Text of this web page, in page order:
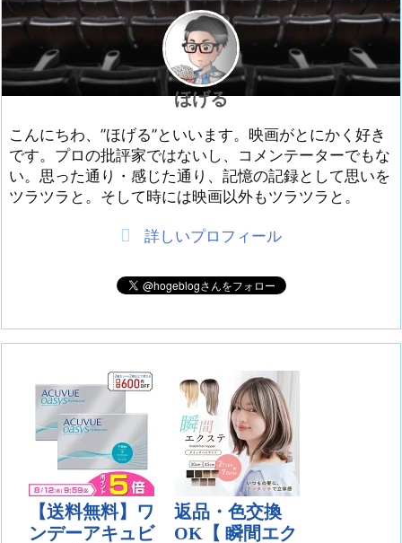
ほげる
こんにちわ、”ほげる”といいます。映画がとにかく好き
です。プロの批評家ではないし、コメンテーターでもな
い。思った通り・感じた通り、記憶の記録として思いを
ツラツラと。そして時には映画以外もツラツラと。
詳しいプロフィール